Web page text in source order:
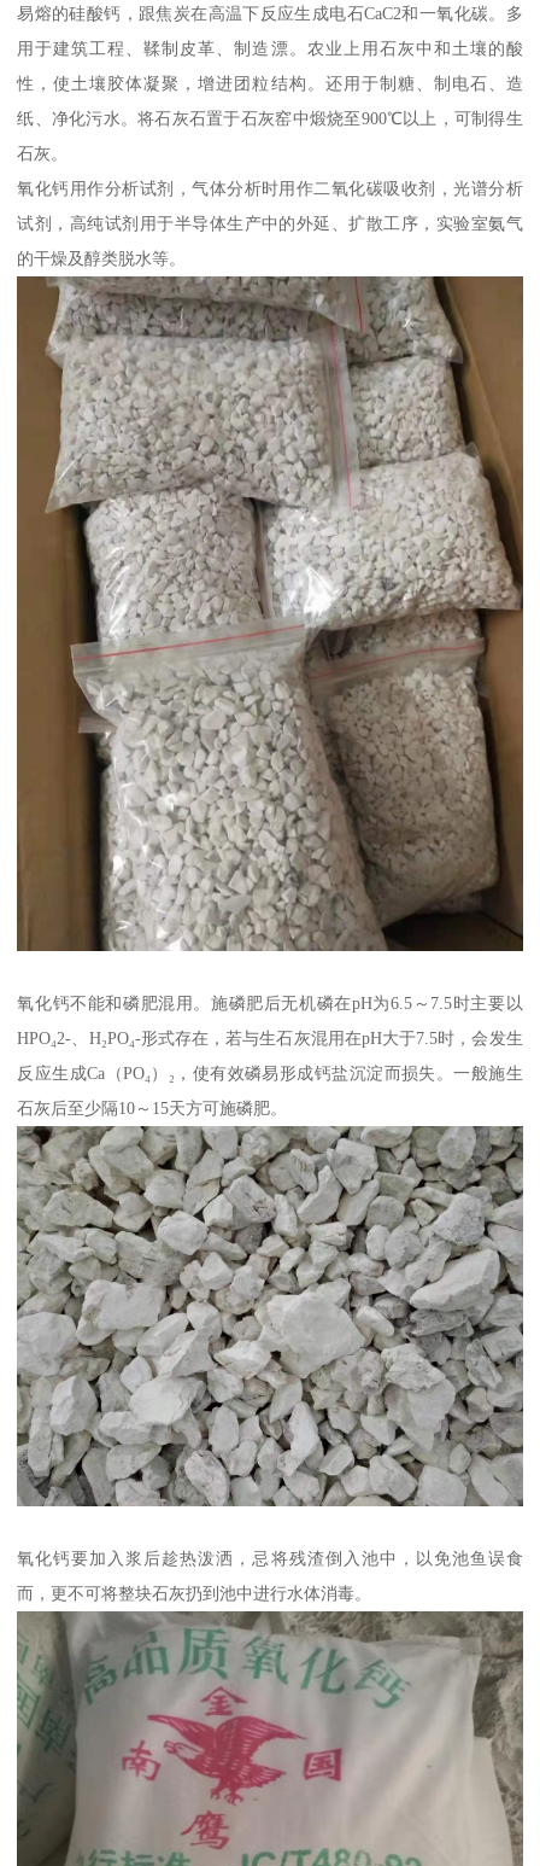
易熔的硅酸钙，跟焦炭在高温下反应生成电石CaC2和一氧化碳。多
用于建筑工程、鞣制皮革、制造漂。农业上用石灰中和土壤的酸
性，使土壤胶体凝聚，增进团粒结构。还用于制糖、制电石、造
纸、净化污水。将石灰石置于石灰窑中煅烧至900℃以上，可制得生
石灰。
氧化钙用作分析试剂，气体分析时用作二氧化碳吸收剂，光谱分析
试剂，高纯试剂用于半导体生产中的外延、扩散工序，实验室氨气
的干燥及醇类脱水等。
氧化钙不能和磷肥混用。施磷肥后无机磷在pH为6.5～7.5时主要以
HPO₄2-、H₂PO₄-形式存在，若与生石灰混用在pH大于7.5时，会发生
反应生成Ca（PO₄）₂，使有效磷易形成钙盐沉淀而损失。一般施生
石灰后至少隔10～15天方可施磷肥。
氧化钙要加入浆后趁热泼洒，忌将残渣倒入池中，以免池鱼误食
而，更不可将整块石灰扔到池中进行水体消毒。